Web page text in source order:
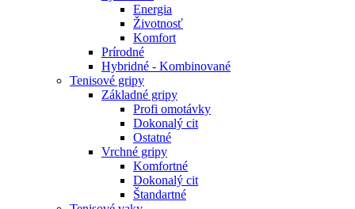
Energia
Životnosť
Komfort
Prírodné
Hybridné - Kombinované
Tenisové gripy
Základné gripy
Profi omotávky
Dokonalý cit
Ostatné
Vrchné gripy
Komfortné
Dokonalý cit
Štandartné